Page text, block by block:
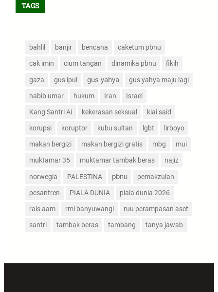
TAGS
bahlil banjir bencana caketum pbnu
cak imin cium tangan dinamika pbnu fikih
gaza gus ipul gus yahya gus yahya maju lagi
habib umar hukum Iran Israel
Kang Santri Ai kekerasan seksual kiai said
korupsi koruptor kubu sultan lgbt lirboyo
makan bergizi makan bergizi gratis mbg mui
muktamar 35 muktamar tambak beras najiz
norwegia PALESTINA pbnu pemakzulan
pesantren PIALA DUNIA piala dunia 2026
rais aam rmi banyuwangi ruu perampasan aset
santri tambak beras tambang tanya jawab